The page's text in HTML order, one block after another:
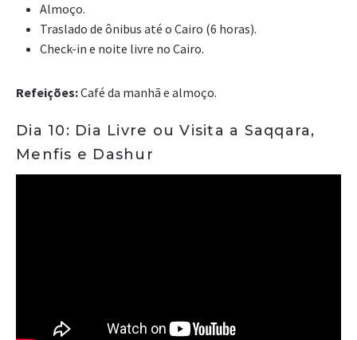
Almoço.
Traslado de ônibus até o Cairo (6 horas).
Check-in e noite livre no Cairo.
Refeições:Café da manhã e almoço.
Dia 10: Dia Livre ou Visita a Saqqara,
Menfis e Dashur